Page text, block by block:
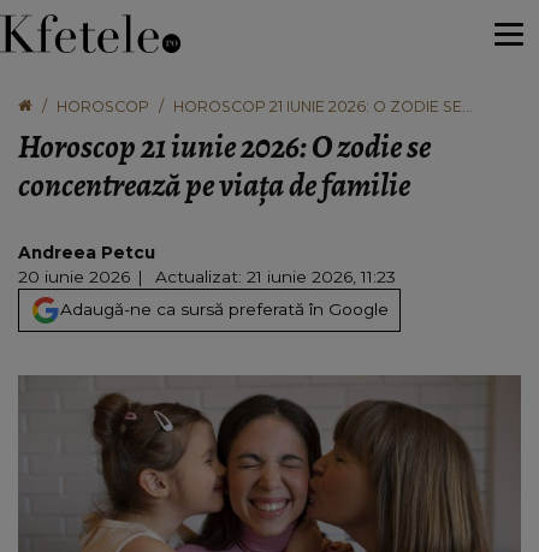
HOROSCOP
HOROSCOP 21 IUNIE 2026: O ZODIE SE
Horoscop 21 iunie 2026: O zodie se
concentrează pe viața de familie
Andreea Petcu
20 iunie 2026
Actualizat: 21 iunie 2026, 11:23
Adaugă-ne ca sursă preferată în Google